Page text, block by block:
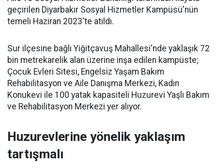
geçirilen Diyarbakır Sosyal Hizmetler Kampüsü'nün
temeli Haziran 2023'te atıldı.
Sur ilçesine bağlı Yiğitçavuş Mahallesi'nde yaklaşık 72
bin metrekarelik alan üzerine inşa edilen kampüste;
Çocuk Evleri Sitesi, Engelsiz Yaşam Bakım
Rehabilitasyon ve Aile Danışma Merkezi, Kadın
Konukevi ile 100 yatak kapasiteli Huzurevi Yaşlı Bakım
ve Rehabilitasyon Merkezi yer alıyor.
Huzurevlerine yönelik yaklaşım
tartışmalı